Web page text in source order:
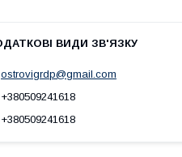
ostrovigrdp@gmail.com
+380509241618
+380509241618